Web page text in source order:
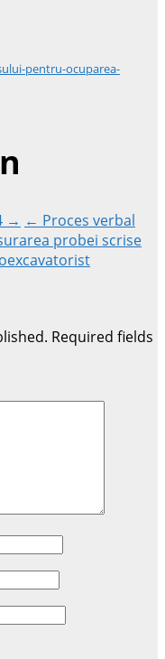
pentru-ocuparea-
→ ← Proces verbal
probei scrise
Required fields